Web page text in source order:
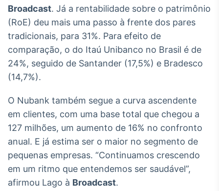
APIs para
integração de
conteúdos e
dados
Broadcast
notícias
Widgets
Componentes
para conteúdos e
Broadcast. Já a rentabilidade sobre o patrimônio
(RoE) deu mais uma passo à frente dos pares
tradicionais, para 31%. Para efeito de
comparação, o do Itaú Unibanco no Brasil é de
24%, seguido de Santander (17,5%) e Bradesco
(14,7%).
O Nubank também segue a curva ascendente
em clientes, com uma base total que chegou a
127 milhões, um aumento de 16% no confronto
anual. E já estima ser o maior no segmento de
pequenas empresas. “Continuamos crescendo
em um ritmo que entendemos ser saudável”,
afirmou Lago à Broadcast.